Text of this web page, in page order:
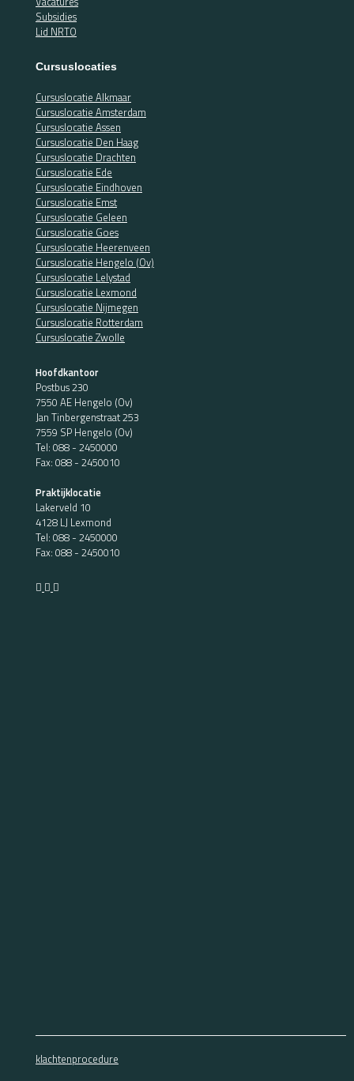
Subsidies
Lid NRTO
Cursuslocaties
Cursuslocatie Alkmaar
Cursuslocatie Amsterdam
Cursuslocatie Assen
Cursuslocatie Den Haag
Cursuslocatie Drachten
Cursuslocatie Ede
Cursuslocatie Eindhoven
Cursuslocatie Emst
Cursuslocatie Geleen
Cursuslocatie Goes
Cursuslocatie Heerenveen
Cursuslocatie Hengelo (Ov)
Cursuslocatie Lelystad
Cursuslocatie Lexmond
Cursuslocatie Nijmegen
Cursuslocatie Rotterdam
Cursuslocatie Zwolle
Hoofdkantoor
Postbus 230
7550 AE Hengelo (Ov)
Jan Tinbergenstraat 253
7559 SP Hengelo (Ov)
Tel: 088 - 2450000
Fax: 088 - 2450010
Praktijklocatie
Lakerveld 10
4128 LJ Lexmond
Tel: 088 - 2450000
Fax: 088 - 2450010
klachtenprocedure